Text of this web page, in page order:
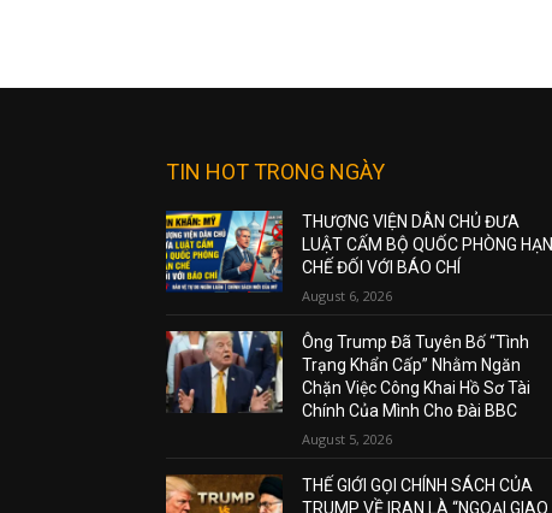
TIN HOT TRONG NGÀY
THƯỢNG VIỆN DÂN CHỦ ĐƯA
LUẬT CẤM BỘ QUỐC PHÒNG HẠN
CHẾ ĐỐI VỚI BÁO CHÍ
August 6, 2026
Ông Trump Đã Tuyên Bố “Tình
Trạng Khẩn Cấp” Nhằm Ngăn
Chặn Việc Công Khai Hồ Sơ Tài
Chính Của Mình Cho Đài BBC
August 5, 2026
THẾ GIỚI GỌI CHÍNH SÁCH CỦA
TRUMP VỀ IRAN LÀ “NGOẠI GIAO